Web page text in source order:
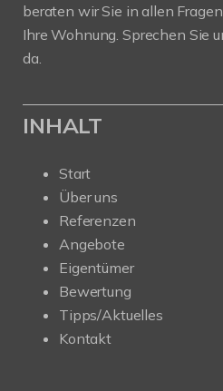
beraten wir Sie in allen
Ihre Wohnung. Sprechen Sie
da.
INHALT
Start
Über uns
Referenzen
Angebote
Eigentümer
Bewertung
Tipps/Aktuelles
Kontakt